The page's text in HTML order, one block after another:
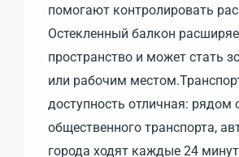
помогают контролировать
Остекленный балкон
пространство и может стать
или рабочим
доступность отличная: рядом
общественного транспорта,
города ходят каждые 24